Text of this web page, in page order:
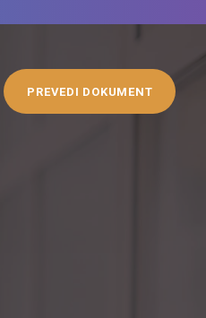
PREVEDI DOKUMENT